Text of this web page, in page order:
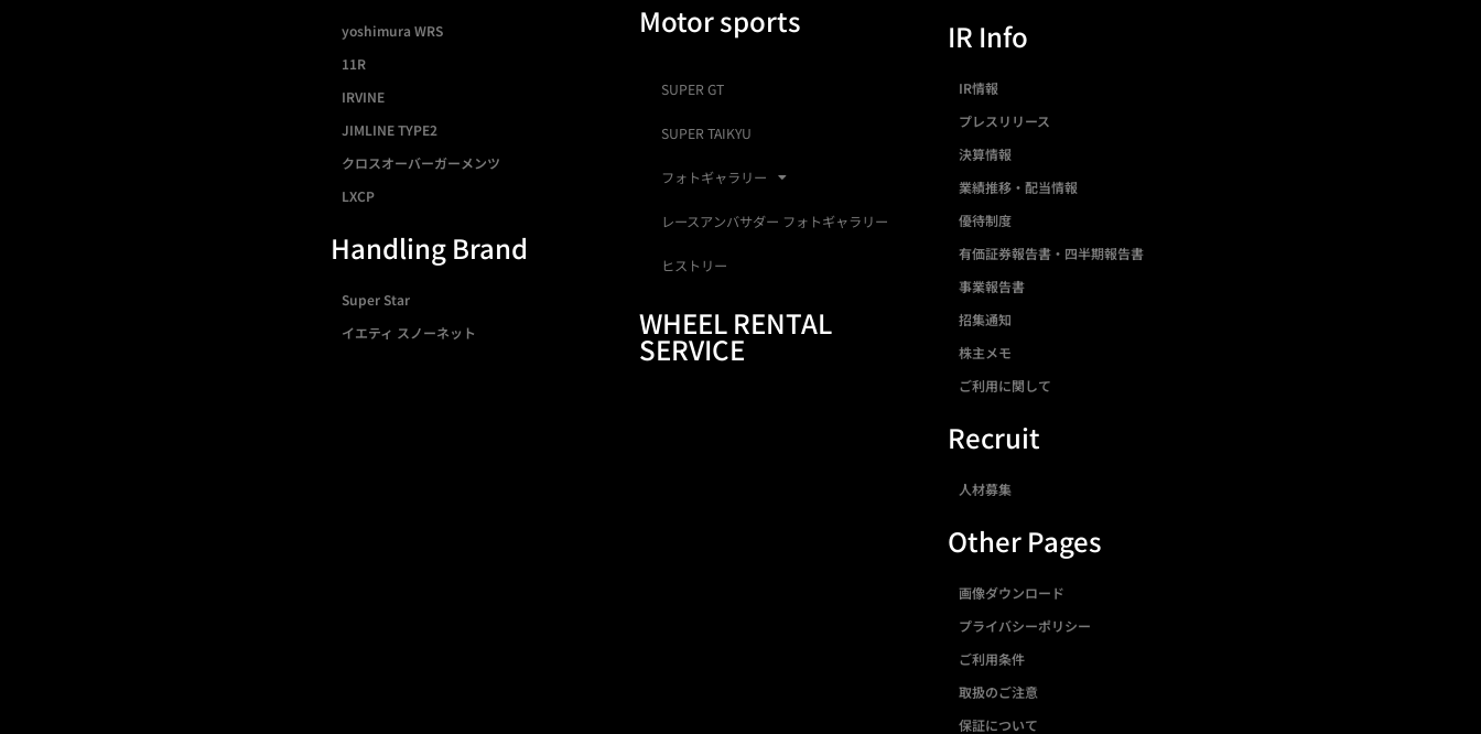
yoshimura WRS
11R
IRVINE
JIMLINE TYPE2
クロスオーバーガーメンツ
LXCP
Handling Brand
Super Star
イエティ スノーネット
Motor sports
SUPER GT
SUPER TAIKYU
フォトギャラリー
レースアンバサダー フォトギャラリー
ヒストリー
WHEEL RENTAL
SERVICE
IR Info
IR情報
プレスリリース
決算情報
業績推移・配当情報
優待制度
有価証券報告書・四半期報告書
事業報告書
招集通知
株主メモ
ご利用に関して
Recruit
人材募集
Other Pages
画像ダウンロード
プライバシーポリシー
ご利用条件
取扱のご注意
保証について